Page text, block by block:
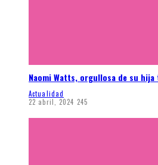
Naomi Watts, orgullosa de su
Actualidad
22 abril, 2024 245